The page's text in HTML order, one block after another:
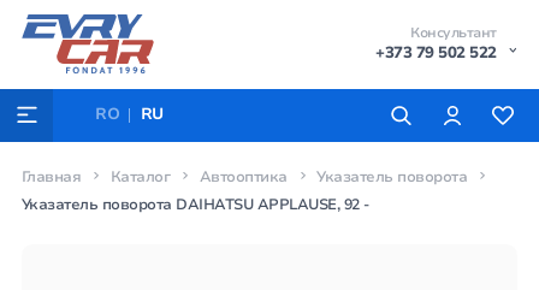
Консультант
+373 79 502 522
RO RU
Главная Каталог Автооптика
Указатель поворота
Указатель поворота DAIHATSU APPLAUSE, 92 -